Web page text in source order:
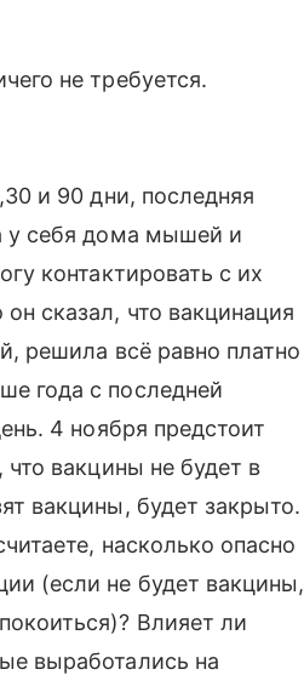
не требуется.
и 90 дни, последняя
у себя дома мышей и
контактировать с их
сказал, что вакцинация
решила всё равно платно
года с последней
4 ноября предстоит
вакцины не будет в
вакцины, будет закрыто.
насколько опасно
(если не будет вакцины,
Влияет ли
выработались на